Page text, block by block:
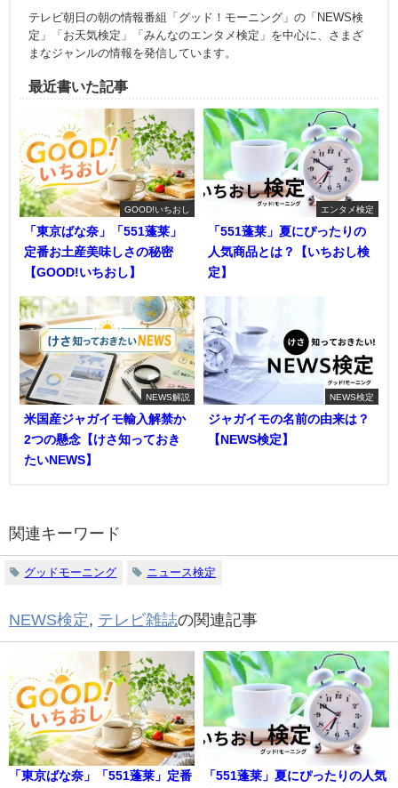
テレビ朝日の朝の情報番組「グッド！モーニング」の「NEWS検
定」「お天気検定」「みんなのエンタメ検定」を中心に、さまざ
まなジャンルの情報を発信しています。
最近書いた記事
GOOD!いちおし
「東京ばな奈」「551蓬莱」
定番お土産美味しさの秘密
【GOOD!いちおし】
エンタメ検定
「551蓬莱」夏にぴったりの
人気商品とは？【いちおし検
定】
NEWS解説
米国産ジャガイモ輸入解禁か
2つの懸念【けさ知っておき
たいNEWS】
NEWS検定
ジャガイモの名前の由来は？
【NEWS検定】
関連キーワード
グッドモーニング ニュース検定
NEWS検定 テレビ雑誌の関連記事
「東京ばな奈」「551蓬莱」定番
「551蓬莱」夏にぴったりの人気